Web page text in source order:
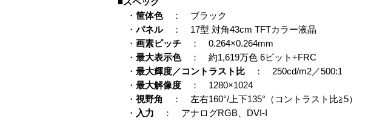
・ 筐体色： ブラック
・ パネル： 17型 対角43cm TFTカラー液晶
・ 画素ピッチ ： 0.264×0.264mm
・ 最大表示色： 約1,619万色 6ビット+FRC
・ 最大輝度／コントラスト比 ： 250cd/m2／500:1
・ 最大解像度 ： 1280×1024
・ 視野角
： 左右160°/上下135°（コントラスト比≧5）
・ 入力 ： アナログRGB、DVI-I